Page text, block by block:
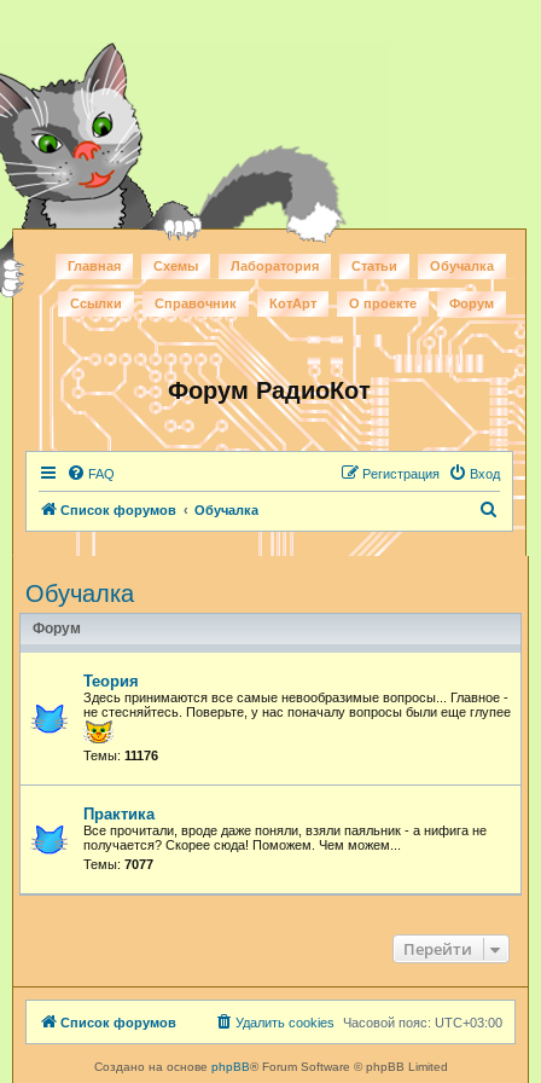
Главная Схемы Лаборатория Статьи Обучалка
Ссылки Справочник КотАрт О проекте Форум
Форум РадиоКот
FAQ Вход
Регистрация
Список форумов Обучалка
Обучалка
Форум
Теория
Здесь принимаются все самые невообразимые вопросы... Главное -
не стесняйтесь. Поверьте, у нас поначалу вопросы были еще глупее
Темы: 11176
Практика
Все прочитали, вроде даже поняли, взяли паяльник - а нифига не
получается? Скорее сюда! Поможем. Чем можем...
Темы: 7077
Перейти
Список форумов Часовой пояс: UTC+03:00
Удалить cookies
Создано на основе phpBB® Forum Software © phpBB Limited